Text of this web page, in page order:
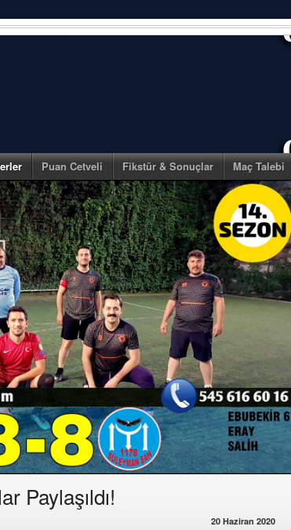
Puan Cetveli Fikstür & Sonuçlar Maç Talebi
Paylaşıldı!
20 Haziran 2020